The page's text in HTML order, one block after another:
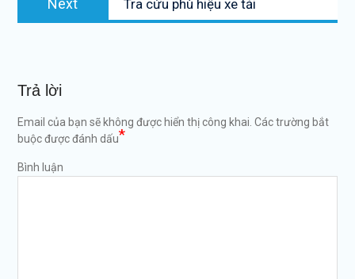
Next
post:
Tra cứu phù hiệu xe tải
Trả lời
Email của bạn sẽ không được hiển thị công khai. Các trường bắt
buộc được đánh dấu*
Bình luận